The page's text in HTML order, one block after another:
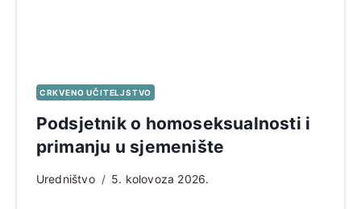
CRKVENO UČITELJSTVO
Podsjetnik o homoseksualnosti i
primanju u sjemenište
Uredništvo 5. kolovoza 2026.